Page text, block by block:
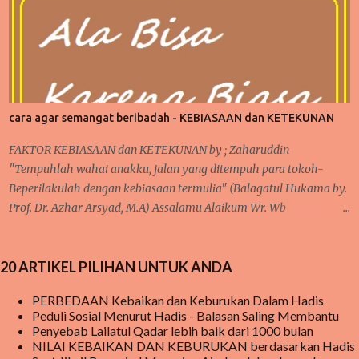
SEDERHANA MENGUKUR TAQWA DALAM KEHIDUPAN SEHARI-
HARI Apakah Pasca Ramadhan, seseorang sudah mampu meraih
GAMBARAN TAQWA GAMBARAN TAQWA Secara sepintas,
Allah, namun apakah semudah itu di katakan sudah bertaqwa ?
Dalam kehidupan sehari-hari, ada banyak momen yang bisa
diperhatikan saat sedang beraktifitas. Baik dalam hal ibadah
wajib, sunat, pekerjaan, rutinitas lainnya seperti urusa...
cara agar semangat beribadah - KEBIASAAN dan KETEKUNAN
FAKTOR KEBIASAAN dan KETEKUNAN by ; Zaharuddin
"Tempuhlah wahai anakku, jalan yang ditempuh para tokoh-
Beperilakulah dengan kebiasaan termulia" (Balagatul Hukama by.
Prof. Dr. Azhar Arsyad, M.A) Assalamu Alaikum Wr. Wb
kepaada junjungan Nabi besar kita Muhammad SAW sebagai
konsisten' dan saya mengatakan bahwa sangat berkaitan dengan
pembahasan selanjutnya. Nah, inilah yang kita bahas pada
pertemuan kali ini yakni KEBIASAAN dan KETEKUNAN.
20 ARTIKEL PILIHAN UNTUK ANDA
PERBEDAAN Kebaikan dan Keburukan Dalam Hadis
Peduli Sosial Menurut Hadis - Balasan Saling Membantu
Penyebab Lailatul Qadar lebih baik dari 1000 bulan
NILAI KEBAIKAN DAN KEBURUKAN berdasarkan Hadis